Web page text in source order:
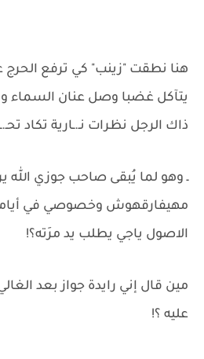
هنا نطقت "زينب" كي ترفع الحرج
يتآكل غضبا وصل عنان السماء
ذاك الرجل نظرات نـ.ـارية تكاد
ـ وهو لما يُبقى صاحب جوزي الله
مهيفارقهوش وخصوصي في أيامه
الاصول ياجي يطلب يد مرَته؟!
مين قال إني رايدة جواز بعد
عليه ؟!